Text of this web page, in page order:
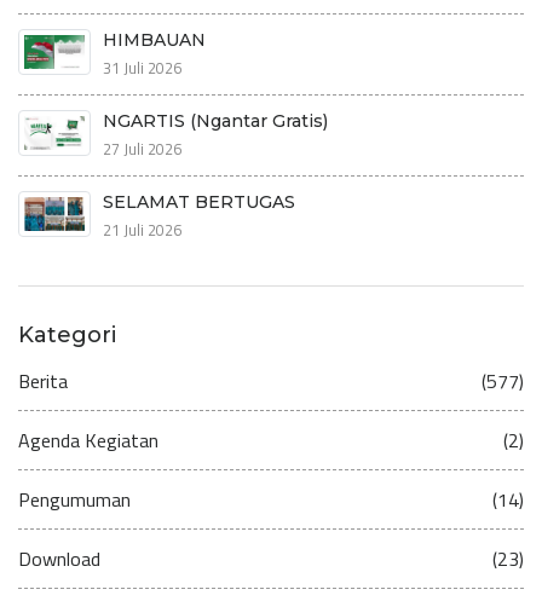
HIMBAUAN
31 Juli 2026
NGARTIS (Ngantar Gratis)
27 Juli 2026
SELAMAT BERTUGAS
21 Juli 2026
Kategori
Berita (577)
Agenda Kegiatan (2)
Pengumuman (14)
Download (23)